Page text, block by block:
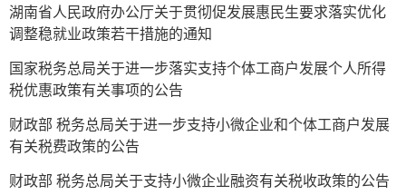
湖南省人民政府办公厅关于贯彻促发展惠民生要求落实优化
调整稳就业政策若干措施的通知
国家税务总局关于进一步落实支持个体工商户发展个人所得
税优惠政策有关事项的公告
财政部 税务总局关于进一步支持小微企业和个体工商户发展
有关税费政策的公告
财政部 税务总局关于支持小微企业融资有关税收政策的公告